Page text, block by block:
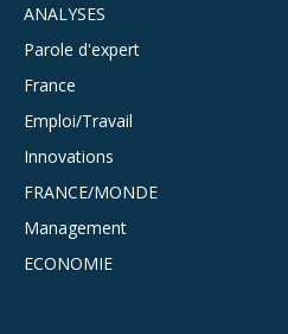
ANALYSES
Parole d'expert
France
Emploi/Travail
Innovations
FRANCE/MONDE
Management
ECONOMIE